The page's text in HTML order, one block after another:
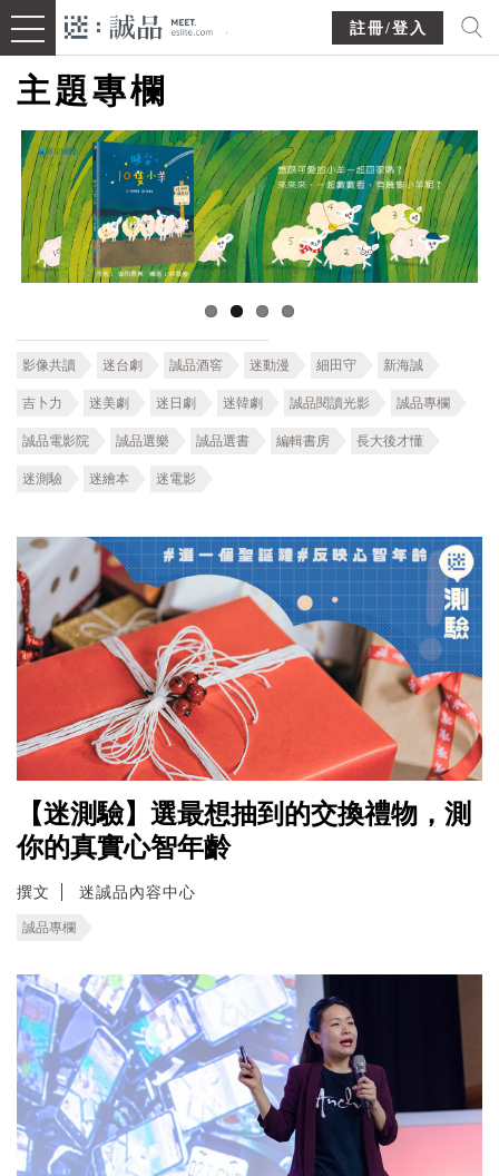
註冊/登入
主題專欄
影像共讀 迷台劇 誠品酒窖 迷動漫 細田守 新海誠
吉卜力 迷美劇 迷日劇 迷韓劇 誠品閱讀光影 誠品專欄
誠品電影院 誠品選樂 誠品選書 編輯書房 長大後才懂
迷測驗 迷繪本 迷電影
【迷測驗】選最想抽到的交換禮物，測
你的真實心智年齡
撰文 迷誠品內容中心
誠品專欄